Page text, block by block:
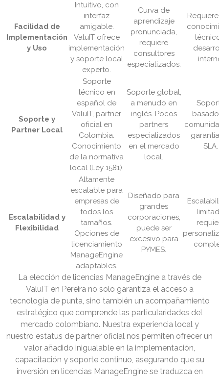
Facilidad de
Implementación
y Uso
Intuitivo, con
interfaz
amigable.
ValuIT ofrece
implementación
y soporte local
experto.
Curva de
aprendizaje
pronunciada,
requiere
consultores
especializados.
Soporte y
Partner Local
Soporte
técnico en
español de
ValuIT, partner
oficial en
Colombia.
Conocimiento
de la normativa
local (Ley 1581).
Soporte global,
a menudo en
inglés. Pocos
partners
especializados
en el mercado
local.
SLA.
Escalabilidad y
Flexibilidad
Altamente
escalable para
empresas de
todos los
tamaños.
Opciones de
licenciamiento
ManageEngine
adaptables.
Diseñado para
grandes
corporaciones,
puede ser
excesivo para
PYMES.
La elección de licencias ManageEngine a través de
ValuIT en Pereira no solo garantiza el acceso a
tecnología de punta, sino también un acompañamiento
estratégico que comprende las particularidades del
mercado colombiano. Nuestra experiencia local y
nuestro estatus de partner oficial nos permiten ofrecer un
valor añadido inigualable en la implementación,
capacitación y soporte continuo, asegurando que su
inversión en licencias ManageEngine se traduzca en